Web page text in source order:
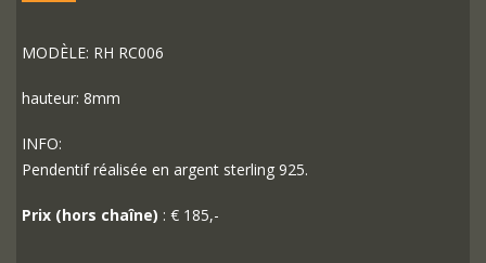
MODÈLE: RH RC006
hauteur: 8mm
INFO:
Pendentif réalisée en argent sterling 925.
Prix (hors chaîne) : € 185,-